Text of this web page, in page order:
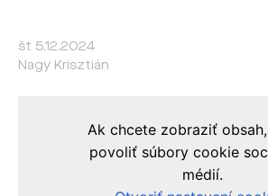
št 5.12.2024
Nagy Krisztián